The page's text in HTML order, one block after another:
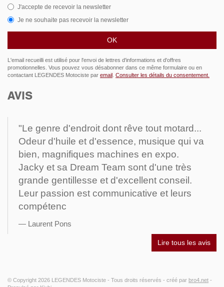
J'accepte de recevoir la newsletter
Je ne souhaite pas recevoir la newsletter
L'email recueilli est utilisé pour l'envoi de lettres d'informations et d'offres
promotionnelles. Vous pouvez vous désabonner dans ce même formulaire ou en
contactant LEGENDES Motociste par email Consulter les détails du consentement.
AVIS
"Le genre d'endroit dont rêve tout motard...
Odeur d'huile et d'essence, musique qui va
bien, magnifiques machines en expo.
Jacky et sa Dream Team sont d'une très
grande gentillesse et d'excellent conseil.
Leur passion est communicative et leurs
compétenc
Laurent Pons
Lire tous les avis
© Copyright 2026 LEGENDES Motociste - Tous droits réservés - créé par bro4.net -